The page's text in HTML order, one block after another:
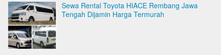
Sewa Rental Toyota HIACE Rembang Jawa
Tengah Dijamin Harga Termurah